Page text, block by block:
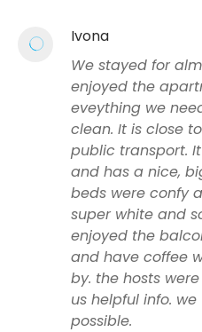
Ivona
We stayed for
enjoyed the
eveything we
clean. It is close
public transport.
and has a nice,
beds were confy
super white and
enjoyed the
and have coffee
by. the hosts
us helpful info.
possible.